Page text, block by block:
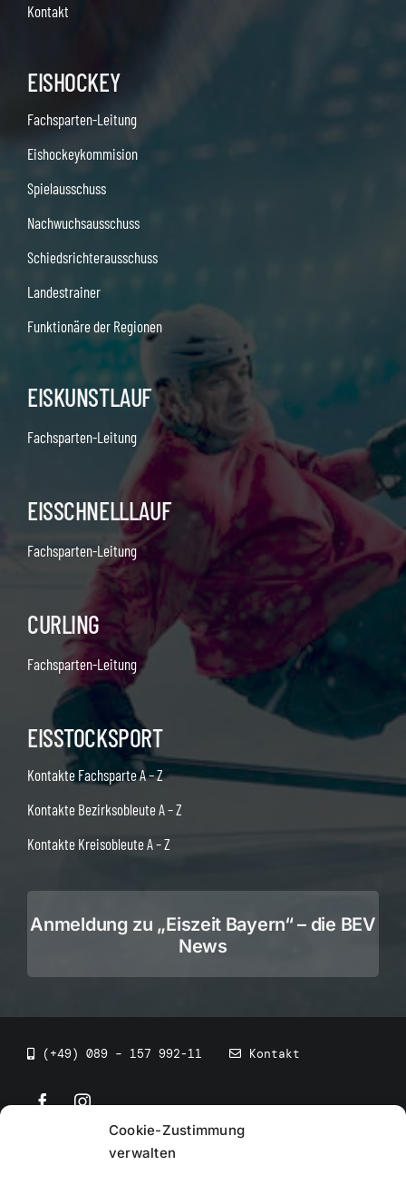
Cookie-Zustimmung
verwalten
Kontakt
EISHOCKEY
Fachsparten-Leitung
Eishockeykommision
Spielausschuss
Nachwuchsausschuss
Schiedsrichterausschuss
Landestrainer
Funktionäre der Regionen
EISKUNSTLAUF
Fachsparten-Leitung
EISSCHNELLLAUF
Fachsparten-Leitung
CURLING
Fachsparten-Leitung
EISSTOCKSPORT
Kontakte Fachsparte A – Z
Kontakte Bezirksobleute A – Z
Kontakte Kreisobleute A – Z
Anmeldung zu „Eiszeit Bayern“ – die BEV
News
(+49) 089 – 157 992-11 Kontakt
• BEV Bayerischer Eissportverband